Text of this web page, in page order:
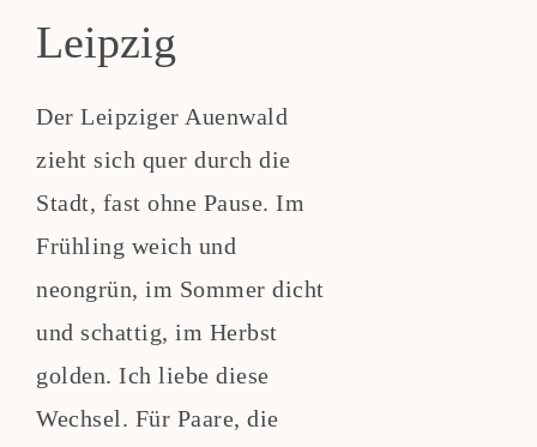
Leipzig
Der Leipziger Auenwald
zieht sich quer durch die
Stadt, fast ohne Pause. Im
Frühling weich und
neongrün, im Sommer dicht
und schattig, im Herbst
golden. Ich liebe diese
Wechsel. Für Paare, die